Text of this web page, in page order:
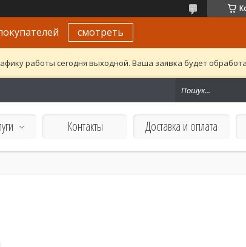
смотреть
работы сегодня выходной. Ваша заявка будет
Контакты Доставка и оплата